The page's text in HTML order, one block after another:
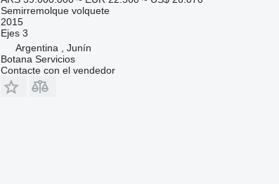
Semirremolque volquete
2015
Ejes 3
Argentina , Junín
Botana Servicios
Contacte con el vendedor